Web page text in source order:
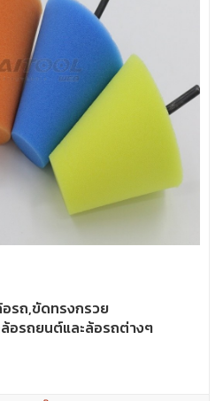
รถ,ขัดทรงกรวย
อรถยนต์และล้อรถต่างๆ